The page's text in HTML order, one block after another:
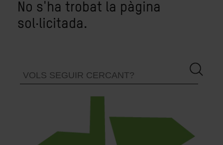
No s'ha trobat la pàgina
sol·licitada.